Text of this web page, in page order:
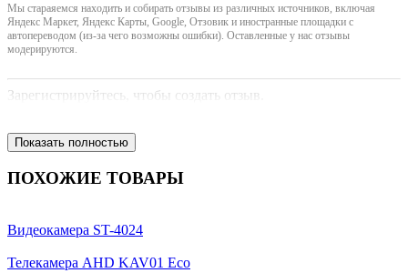
Мы стараяемся находить и собирать отзывы из различных источников, включая
Яндекс Маркет, Яндекс Карты, Google, Отзовик и иностранные площадки с
автопереводом (из-за чего возможны ошибки). Оставленные у нас отзывы
модерируются.
Зарегистрируйтесь, чтобы создать отзыв.
Показать полностью
ПОХОЖИЕ ТОВАРЫ
Видеокамера ST-4024
Телекамера AHD KAV01 Eco